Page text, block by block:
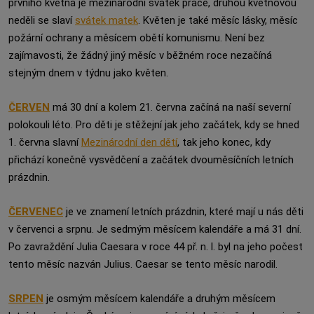
prvního května je mezinárodní svátek práce, druhou květnovou
neděli se slavísvátek matek. Květen je také měsíc lásky, měsíc
požární ochrany a měsícem obětí komunismu. Není bez
zajímavosti, že žádný jiný měsíc v běžném roce nezačíná
stejným dnem v týdnu jako květen.
ČERVEN má 30 dní a kolem 21. června začíná na naší severní
polokouli léto. Pro děti je stěžejní jak jeho začátek, kdy se hned
1. června slavníMezinárodní den dětí, tak jeho konec, kdy
přichází konečně vysvědčení a začátek dvouměsíčních letních
prázdnin.
ČERVENEC je ve znamení letních prázdnin, které mají u nás děti
v červenci a srpnu. Je sedmým měsícem kalendáře a má 31 dní.
Po zavraždění Julia Caesara v roce 44 př. n. l. byl na jeho počest
tento měsíc nazván Julius. Caesar se tento měsíc narodil.
SRPEN je osmým měsícem kalendáře a druhým měsícem